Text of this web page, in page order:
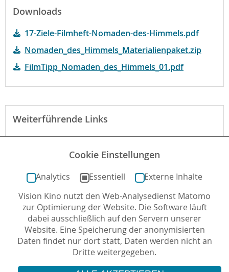
Downloads
17-Ziele-Filmheft-Nomaden-des-Himmels.pdf
Nomaden_des_Himmels_Materialienpaket.zip
FilmTipp_Nomaden_des_Himmels_01.pdf
Weiterführende Links
Webseite des Verleihs
Der Film bei kinofenster.de
Autor*in: Lisa Haußmann , 03.04.2016 , letzte
Aktualisierung: 27.07.2023
Cookie Einstellungen
Analytics Essentiell
Externe Inhalte
Vision Kino nutzt den Web-Analysedienst Matomo
zur Optimierung der Website. Die Software läuft
dabei ausschließlich auf den Servern unserer
Website. Eine Speicherung der anonymisierten
Daten findet nur dort statt, Daten werden nicht an
Dritte weitergegeben.